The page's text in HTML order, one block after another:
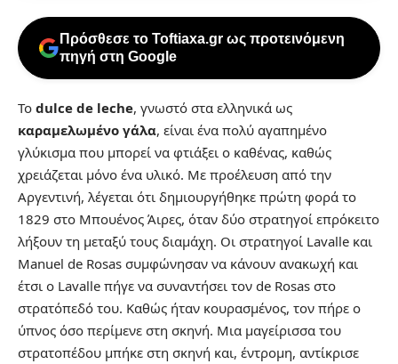
Πρόσθεσε το Toftiaxa.gr ως προτεινόμενη
πηγή στη Google
Το dulce de leche, γνωστό στα ελληνικά ως
καραμελωμένο γάλα, είναι ένα πολύ αγαπημένο
γλύκισμα που μπορεί να φτιάξει ο καθένας, καθώς
χρειάζεται μόνο ένα υλικό. Με προέλευση από την
Αργεντινή, λέγεται ότι δημιουργήθηκε πρώτη φορά το
1829 στο Μπουένος Άιρες, όταν δύο στρατηγοί επρόκειτο
λήξουν τη μεταξύ τους διαμάχη. Οι στρατηγοί Lavalle και
Manuel de Rosas συμφώνησαν να κάνουν ανακωχή και
έτσι ο Lavalle πήγε να συναντήσει τον de Rosas στο
στρατόπεδό του. Καθώς ήταν κουρασμένος, τον πήρε ο
ύπνος όσο περίμενε στη σκηνή. Μια μαγείρισσα του
στρατοπέδου μπήκε στη σκηνή και, έντρομη, αντίκρισε